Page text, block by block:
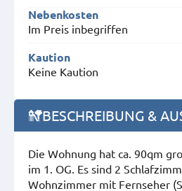
Nebenkosten
Im Preis inbegriffen
Kaution
Keine Kaution
BESCHREIBUNG &
Die Wohnung hat ca. 90qm
im 1. OG. Es sind 2
Wohnzimmer mit Fernseher